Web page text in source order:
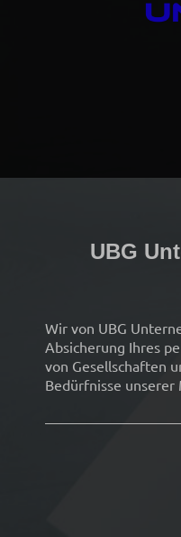
UBG
Wir von UBG
Absicherung Ihres
von Gesellschaften
Bedürfnisse unserer